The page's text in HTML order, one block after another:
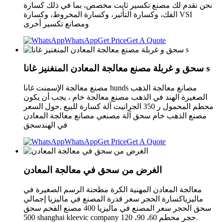
نحن نقدم لك مصنع تكسير ثابت مخصص، بما في ذلك كسارة
الفك، وكسارة التأثير، وكسارة المخروط، وكسارة VSI
ومصانع تكسير أخرى
WhatsAppGet PriceGet A Quote
سحق و غربلة مصنع معالجة المعادن المنغنيز غانا s
مصنع معالجة الإسمنت غانا hunds مصانع معالجة الذهب
الصغيرة الهند في الذهب مصنع معالجة خام ، يجب أن يكون
محطم المحمول ر 350 الجرانيت آلة كسارة للبيع ,حول السعر
مصنع الذهب خام سحق آلة مصنعي مصانع معالجة المعادن
في الهندسحق
WhatsAppGet PriceGet A Quote
الغرض من سحق في معالجة المعادن
معالجة المعادن المهنية الكرة مطحنة الرسم الصغيرة في
ماليزياكسارة الحجر سعر قدرة المصنع في ماليزيا إجمالي
سحق الحجر سعر المصنع في ماليزيا 400 مصنع الفحم سحق
500 shanghai kleevic company حجر محطم 60، 90، 120.